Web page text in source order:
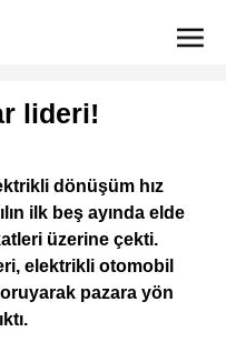
lideri!
dönüşüm hız
ilk beş ayında elde
üzerine çekti.
elektrikli otomobil
pazara yön